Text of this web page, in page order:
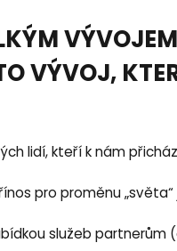
VÝVOJ,
lidí, kteří k nám
pro proměnu
služeb